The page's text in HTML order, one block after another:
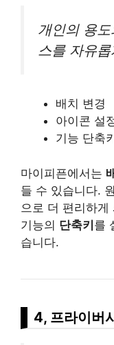
개인의 용
스를 자유
배치 변경
아이콘 설
기능 단축
마이피픈에서는
들 수 있습니다.
으로 더 편리하
기능의 단축키를
습니다.
4, 프라이버